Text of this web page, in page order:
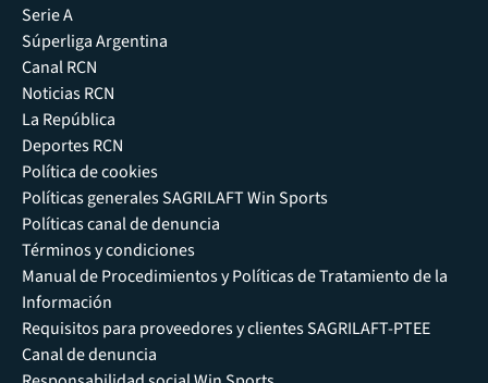
Serie A
Súperliga Argentina
Canal RCN
Noticias RCN
La República
Deportes RCN
Política de cookies
Políticas generales SAGRILAFT Win Sports
Políticas canal de denuncia
Términos y condiciones
Manual de Procedimientos y Políticas de Tratamiento de la
Información
Requisitos para proveedores y clientes SAGRILAFT-PTEE
Canal de denuncia